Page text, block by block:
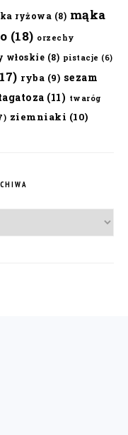
ryżowa (8) mąka
(18) orzechy
włoskie (8) pistacje (6)
ryba (9) sezam
(11) twaróg
ziemniaki (10)